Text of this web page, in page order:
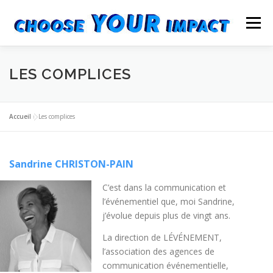
contenu
Menu
LE PODCAST LES ÉPISODES
CONTACT
LES COMPLICES
Accueil »Les complices
Sandrine CHRISTON-PAIN
C’est dans la communication et
l’événementiel que, moi Sandrine,
j’évolue depuis plus de vingt ans.
La direction de LÉVÉNEMENT,
l’association des agences de
communication événementielle,